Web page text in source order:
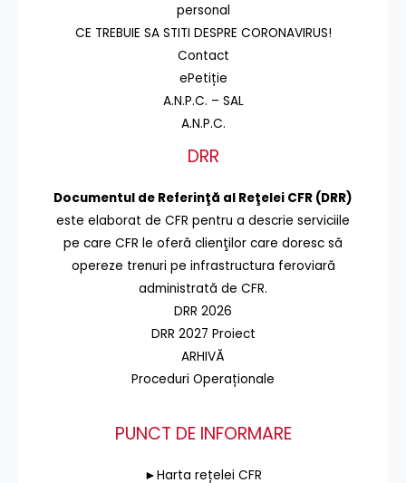
personal
CE TREBUIE SA STITI DESPRE CORONAVIRUS!
Contact
ePetiție
A.N.P.C. – SAL
A.N.P.C.
DRR
Documentul de Referinţă al Reţelei CFR (DRR)
este elaborat de CFR pentru a descrie serviciile
pe care CFR le oferă clienţilor care doresc să
opereze trenuri pe infrastructura feroviară
administrată de CFR.
DRR 2026
DRR 2027 Proiect
ARHIVĂ
Proceduri Operaționale
PUNCT DE INFORMARE
►Harta rețelei CFR